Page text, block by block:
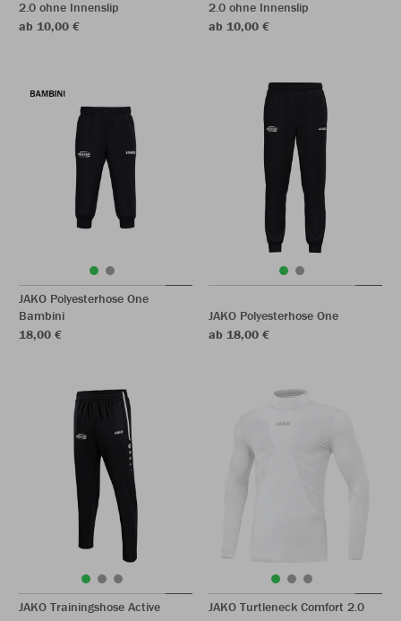
2.0 ohne Innenslip
ab 10,00 €
2.0 ohne Innenslip
ab 10,00 €
JAKO Polyesterhose One
Bambini
18,00 €
JAKO Polyesterhose One
ab 18,00 €
JAKO Trainingshose Active
JAKO Turtleneck Comfort 2.0